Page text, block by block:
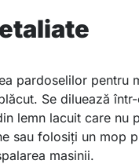
pardoselilor
Se diluează
lemn lacuit care
sau folosiți un mop
masinii.